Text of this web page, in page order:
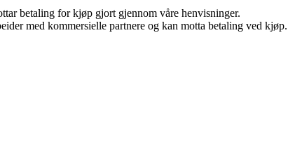
betaling for kjøp gjort gjennom våre henvisninger.
med kommersielle partnere og kan motta betaling ved